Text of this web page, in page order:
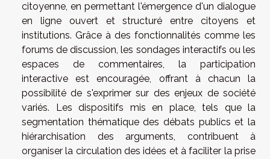
citoyenne, en permettant l'émergence d'un dialogue
en ligne ouvert et structuré entre citoyens et
institutions. Grâce à des fonctionnalités comme les
forums de discussion, les sondages interactifs ou les
espaces de commentaires, la participation
interactive est encouragée, offrant à chacun la
possibilité de s'exprimer sur des enjeux de société
variés. Les dispositifs mis en place, tels que la
segmentation thématique des débats publics et la
hiérarchisation des arguments, contribuent à
organiser la circulation des idées et à faciliter la prise